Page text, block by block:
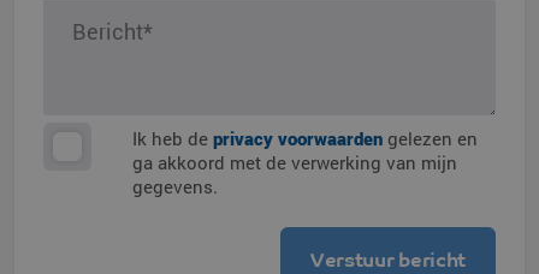
Ik heb de privacy voorwaarden gelezen en
ga akkoord met de verwerking van mijn
gegevens.